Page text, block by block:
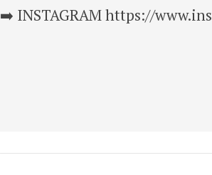
➡️ INSTAGRAM https://